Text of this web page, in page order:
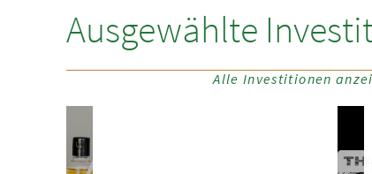
Ausgewählte
Alle Investitionen